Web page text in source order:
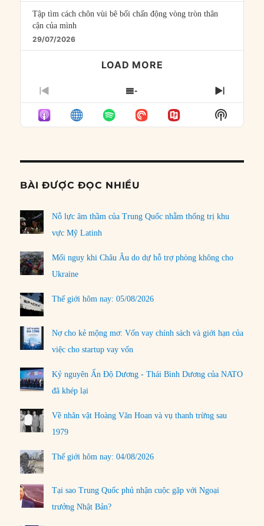
Tập tìm cách chôn vùi bê bối chấn động vòng tròn thân
cận của mình
29/07/2026
LOAD MORE
PREVIOUS
EPISODE
SHOW
EPISODES
LIST
NEXT
Show
Podcast
BÀI ĐƯỢC ĐỌC NHIỀU
Nỗ lực âm thầm của Trung Quốc nhằm thống trị khu
vực Mỹ Latinh
Mối nguy khi Châu Âu do dự hỗ trợ phòng không cho
Ukraine
Thế giới hôm nay: 05/08/2026
Nợ cho kẻ mộng mơ: Vốn vay chính sách và giới hạn của
việc cho startup vay vốn
Kỷ nguyên Ấn Độ Dương - Thái Bình Dương của NATO
đã khép lại
Về nhân vật Hoàng Văn Hoan và vụ thanh trừng sau
1979
Thế giới hôm nay: 04/08/2026
Tại sao Trung Quốc phủ nhận cuộc gặp với Ngoại
trưởng Nhật Bản?